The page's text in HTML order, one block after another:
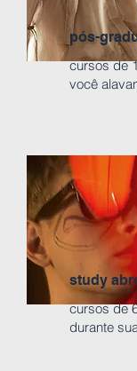
pós-
cursos de
você
study
cursos de
durante